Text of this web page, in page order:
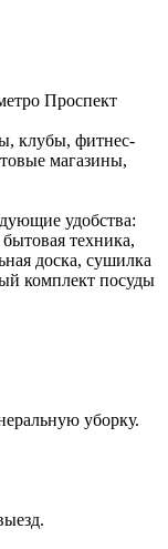
Пpоспeкт
клубы, фитнес-
магазины,
удoбствa:
техника,
доска, сушилка
комплект посуды
уборку.